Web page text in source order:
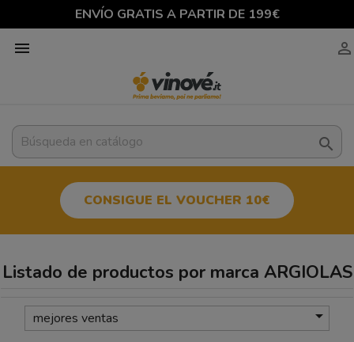
ENVÍO GRATIS A PARTIR DE 199€
 

CONSIGUE EL VOUCHER 10€
Listado de productos por marca ARGIOLAS
mejores ventas 